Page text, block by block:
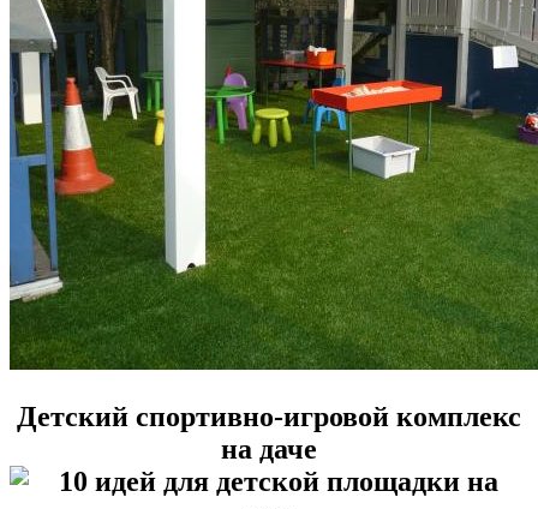
Детский спортивно-игровой комплекс
на даче